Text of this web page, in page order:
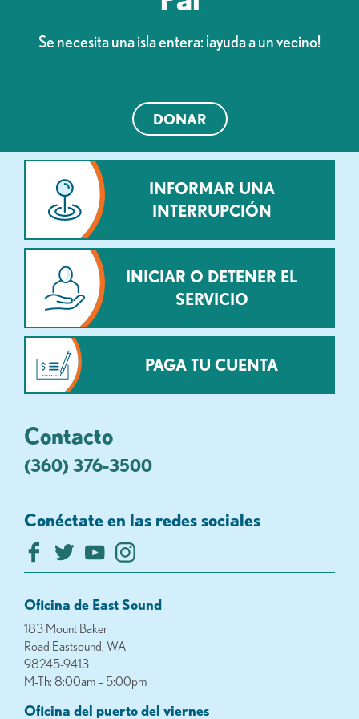
Se necesita una isla entera: ¡ayuda a un vecino!
DONAR
INFORMAR UNA
INTERRUPCIÓN
INICIAR O DETENER EL
SERVICIO
PAGA TU CUENTA
Contacto
(360) 376-3500
Conéctate en las redes sociales
Oficina de East Sound
183 Mount Baker
Road Eastsound, WA
98245-9413
M-Th: 8:00am – 5:00pm
Oficina del puerto del viernes